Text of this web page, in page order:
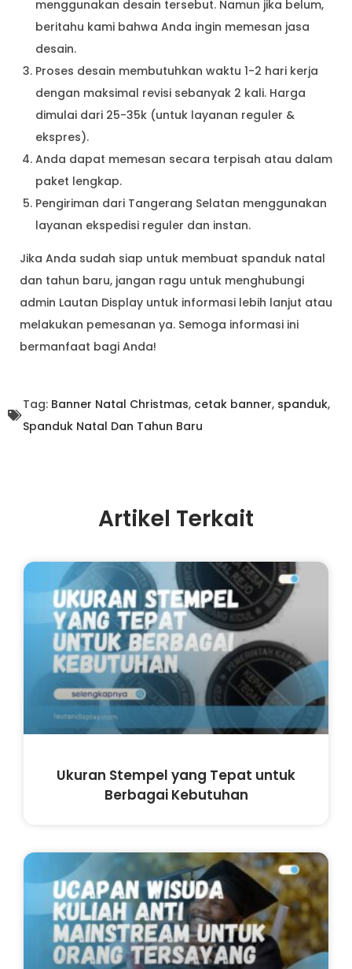
menggunakan desain tersebut. Namun jika belum,
beritahu kami bahwa Anda ingin memesan jasa
desain.
Proses desain membutuhkan waktu 1-2 hari kerja
dengan maksimal revisi sebanyak 2 kali. Harga
dimulai dari 25-35k (untuk layanan reguler &
ekspres).
Anda dapat memesan secara terpisah atau dalam
paket lengkap.
Pengiriman dari Tangerang Selatan menggunakan
layanan ekspedisi reguler dan instan.
Jika Anda sudah siap untuk membuat spanduk natal
dan tahun baru, jangan ragu untuk menghubungi
admin Lautan Display untuk informasi lebih lanjut atau
melakukan pemesanan ya. Semoga informasi ini
bermanfaat bagi Anda!
Tag: Banner Natal Christmas, cetak banner, spanduk,
Spanduk Natal Dan Tahun Baru
Artikel Terkait
Ukuran Stempel yang Tepat untuk
Berbagai Kebutuhan